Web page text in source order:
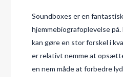
Soundboxes er en
hjemmebiografoplevelse
kan gøre en stor forskel i
er relativt nemme at
en nem måde at forbedre